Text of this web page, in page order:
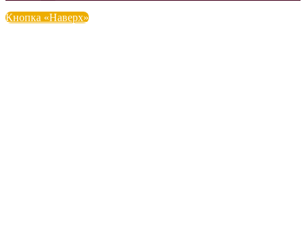
Кнопка «Наверх»